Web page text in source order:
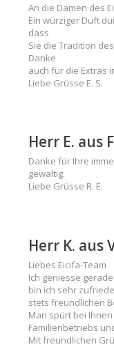
An die Damen des
Ein würziger Duft
dass
Sie die Tradition
Danke
auch für die Extras
Liebe Grüsse E. S.
Herr E. aus
Danke für Ihre
gewaltig.
Liebe Grüsse R. E.
Herr K. aus
Liebes Eicifa-Team
Ich geniesse
bin ich sehr
stets freundlichen
Man spürt bei
Familienbetriebs
Mit freundlichen